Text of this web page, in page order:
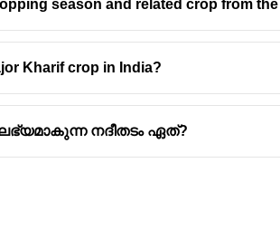
season and related crop from
Kharif crop in India?
നദീതടം ഏത്?